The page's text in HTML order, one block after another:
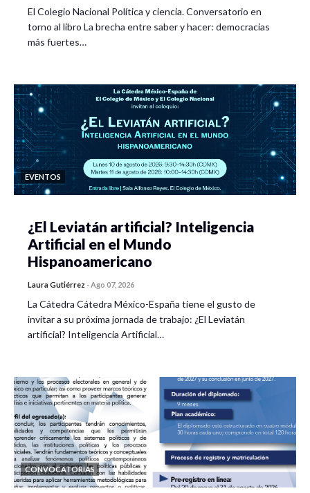
El Colegio Nacional Política y ciencia. Conversatorio en
torno al libro La brecha entre saber y hacer: democracias
más fuertes…
EVENTOS
¿El Leviatán artificial? Inteligencia
Artificial en el Mundo
Hispanoamericano
Laura Gutiérrez -Ago 07, 2026
La Cátedra Cátedra México-España tiene el gusto de
invitar a su próxima jornada de trabajo: ¿El Leviatán
artificial? Inteligencia Artificial…
CONVOCATORIAS